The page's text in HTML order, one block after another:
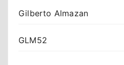
Gilberto Almazan
GLM52